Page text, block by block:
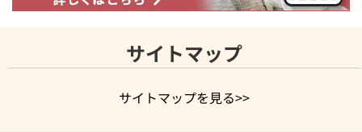
サイトマップ
サイトマップを見る>>